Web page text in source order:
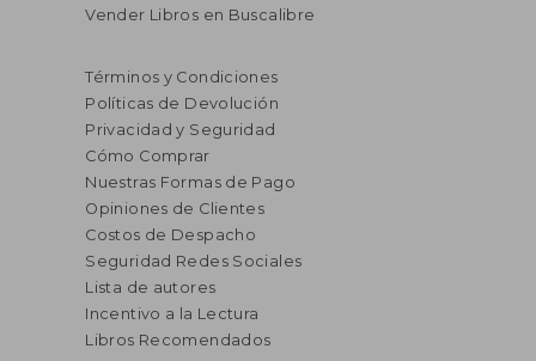
Vender Libros en Buscalibre
Términos y Condiciones
Políticas de Devolución
Privacidad y Seguridad
Cómo Comprar
Nuestras Formas de Pago
Opiniones de Clientes
Costos de Despacho
Seguridad Redes Sociales
Lista de autores
Incentivo a la Lectura
Libros Recomendados